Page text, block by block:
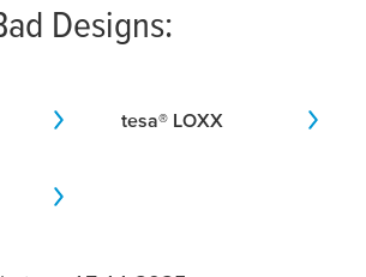
Designs:
tesa® LOXX